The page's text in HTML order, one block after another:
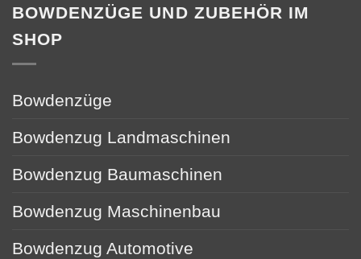
BOWDENZÜGE UND ZUBEHÖR IM
SHOP
Bowdenzüge
Bowdenzug Landmaschinen
Bowdenzug Baumaschinen
Bowdenzug Maschinenbau
Bowdenzug Automotive